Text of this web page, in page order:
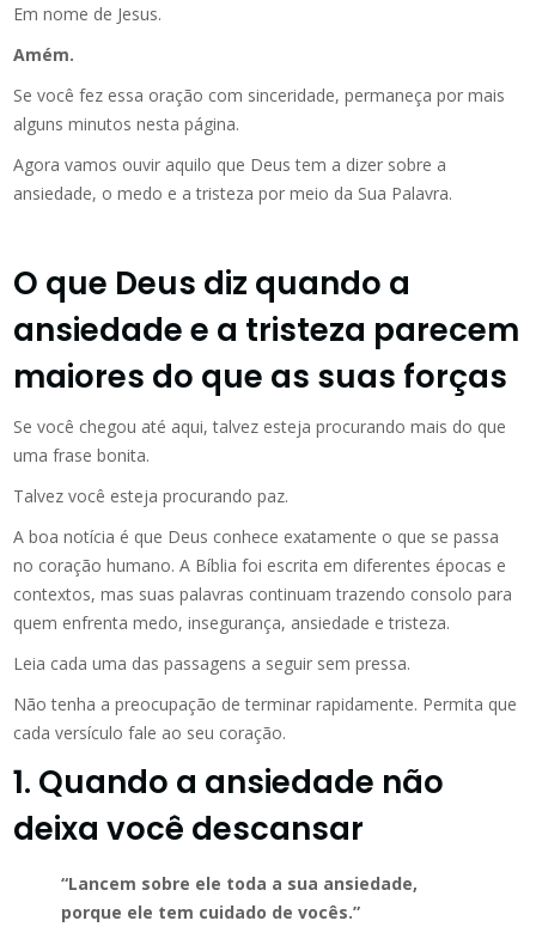
Em nome de Jesus.
Amém.
Se você fez essa oração com sinceridade, permaneça por mais
alguns minutos nesta página.
Agora vamos ouvir aquilo que Deus tem a dizer sobre a
ansiedade, o medo e a tristeza por meio da Sua Palavra.
O que Deus diz quando a
ansiedade e a tristeza parecem
maiores do que as suas forças
Se você chegou até aqui, talvez esteja procurando mais do que
uma frase bonita.
Talvez você esteja procurando paz.
A boa notícia é que Deus conhece exatamente o que se passa
no coração humano. A Bíblia foi escrita em diferentes épocas e
contextos, mas suas palavras continuam trazendo consolo para
quem enfrenta medo, insegurança, ansiedade e tristeza.
Leia cada uma das passagens a seguir sem pressa.
Não tenha a preocupação de terminar rapidamente. Permita que
cada versículo fale ao seu coração.
1. Quando a ansiedade não
deixa você descansar
“Lancem sobre ele toda a sua ansiedade,
porque ele tem cuidado de vocês.”